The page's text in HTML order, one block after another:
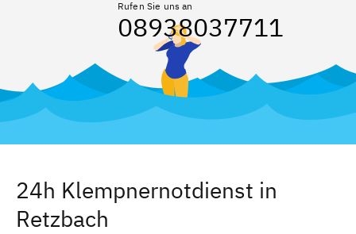
Rufen Sie uns an
08938037711
24h Klempnernotdienst in
Retzbach